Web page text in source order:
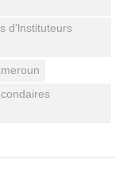
d'lnstituteurs